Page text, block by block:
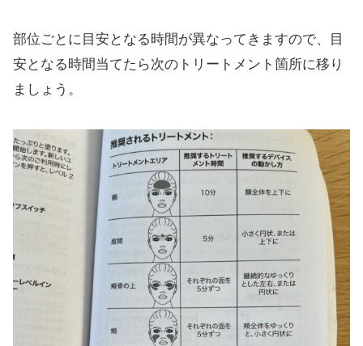
部位ごとに目安となる時間が異なってきますので、目
安となる時間当てたら次のトリートメント箇所に移り
ましょう。